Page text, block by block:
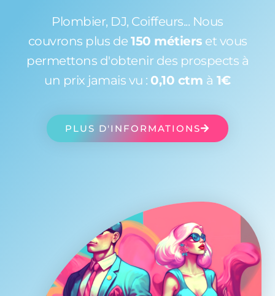
Plombier, DJ, Coiffeurs... Nous
couvrons plus de 150 métiers et vous
permettons d'obtenir des prospects à
un prix jamais vu : 0,10 ctm à 1€
PLUS D'INFORMATIONS